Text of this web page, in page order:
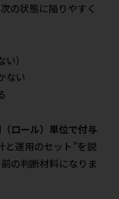
の状態に陥りやすく
）
ない
ロール）単位で付与
と運用のセット”を説
の判断材料になりま